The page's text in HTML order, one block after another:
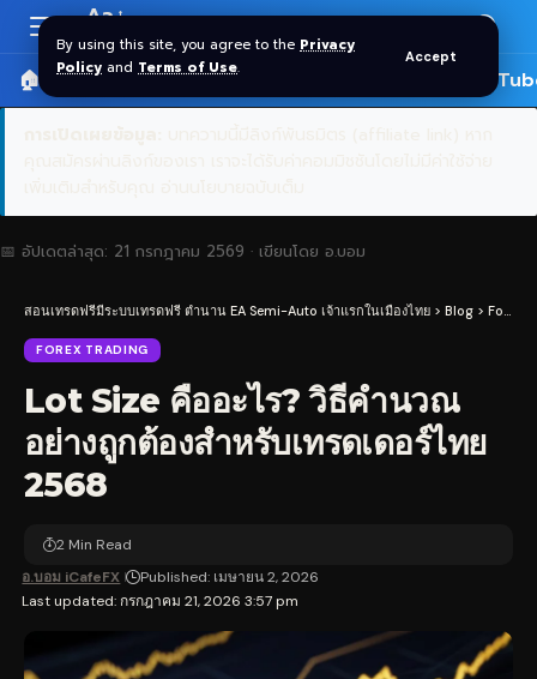
By using this site, you agree to the Privacy
Policy and Terms of Use.
Accept
Resizer
Aa
🏠 หน้าแรก ราคาทอง SPDR 🎬
📅 อัปเดตล่าสุด: 21 กรกฎาคม 2569 · เขียนโดย อ.บอม
สอนเทรดฟรีมีระบบเทรดฟรี ตำนาน EA Semi-Auto เจ้าแรกในเมืองไทย > Blog > Forex Trading
FOREX TRADING
Lot Size คืออะไร? วิธีคำนวณ
อย่างถูกต้องสำหรับเทรดเดอร์ไทย
2568
Last updated: กรกฎาคม 21, 2026 3:57 pm
อ.บอม iCafeFX Published: เมษายน 2, 2026
2 Min Read